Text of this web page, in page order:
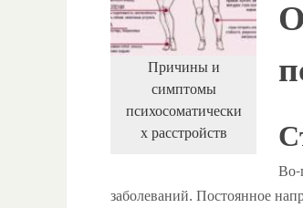
Причины и
симптомы
психосоматически
х расстройств
Во-
заболеваний. Постоянное